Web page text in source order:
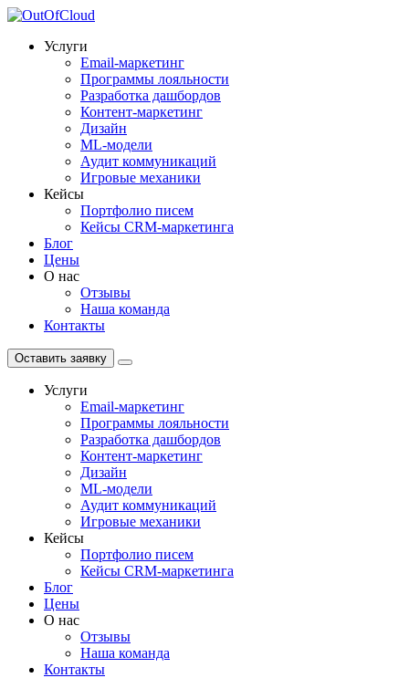
Услуги
Email-маркетинг
Программы лояльности
Разработка дашбордов
Контент-маркетинг
Дизайн
ML-модели
Аудит коммуникаций
Игровые механики
Кейсы
Портфолио писем
Кейсы CRM-маркетинга
Блог
Цены
О нас
Отзывы
Наша команда
Контакты
Оставить заявку
Услуги
Email-маркетинг
Программы лояльности
Разработка дашбордов
Контент-маркетинг
Дизайн
ML-модели
Аудит коммуникаций
Игровые механики
Кейсы
Портфолио писем
Кейсы CRM-маркетинга
Блог
Цены
О нас
Отзывы
Наша команда
Контакты